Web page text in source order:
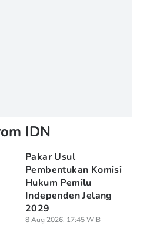
IDN
Pakar Usul
Pembentukan Komisi
Hukum Pemilu
Independen Jelang
2029
8 Aug 2026, 17:45 WIB